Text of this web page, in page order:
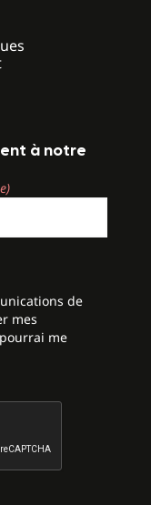
à notre
de
mes
me